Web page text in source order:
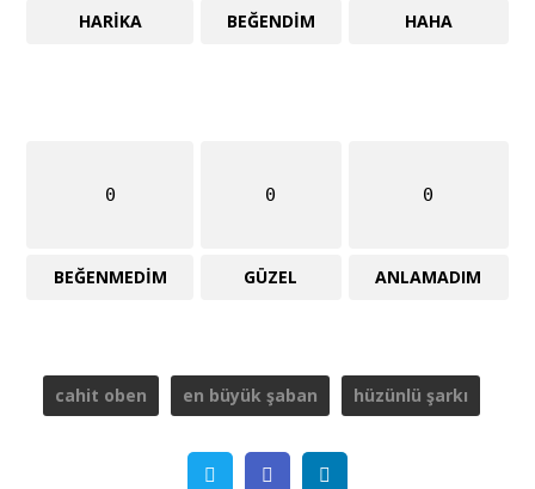
HARIKA BEĞENDIM HAHA
0
BEĞENMEDIM
0
GÜZEL
0
ANLAMADIM
cahit oben en büyük şaban hüzünlü şarkı
Twitter Facebook